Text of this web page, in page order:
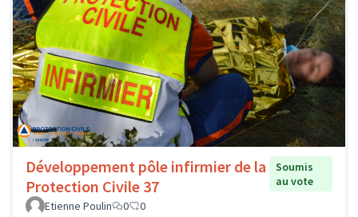
Développement pôle infirmier de la
Protection Civile 37
Soumis
au vote
Etienne Poulin
0 0